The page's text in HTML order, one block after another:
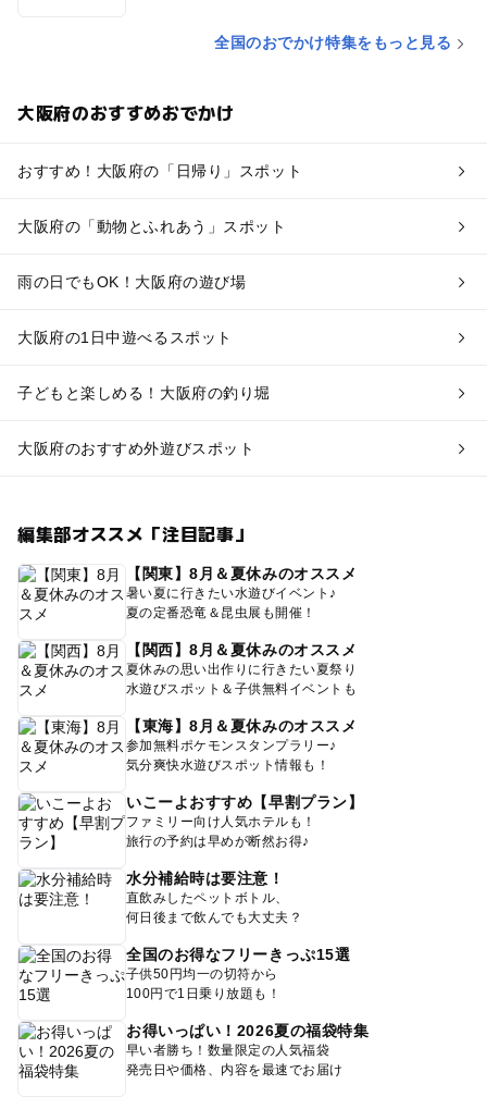
全国のおでかけ特集をもっと見る
大阪府のおすすめおでかけ
おすすめ！大阪府の「日帰り」スポット
大阪府の「動物とふれあう」スポット
雨の日でもOK！大阪府の遊び場
大阪府の1日中遊べるスポット
子どもと楽しめる！大阪府の釣り堀
大阪府のおすすめ外遊びスポット
編集部オススメ「注目記事」
【関東】8月＆夏休みのオススメ
暑い夏に行きたい水遊びイベント♪
夏の定番恐竜＆昆虫展も開催！
【関西】8月＆夏休みのオススメ
夏休みの思い出作りに行きたい夏祭り
水遊びスポット＆子供無料イベントも
【東海】8月＆夏休みのオススメ
参加無料ポケモンスタンプラリー♪
気分爽快水遊びスポット情報も！
いこーよおすすめ【早割プラン】
ファミリー向け人気ホテルも！
旅行の予約は早めが断然お得♪
水分補給時は要注意！
直飲みしたペットボトル、
何日後まで飲んでも大丈夫？
全国のお得なフリーきっぷ15選
子供50円均一の切符から
100円で1日乗り放題も！
お得いっぱい！2026夏の福袋特集
早い者勝ち！数量限定の人気福袋
発売日や価格、内容を最速でお届け